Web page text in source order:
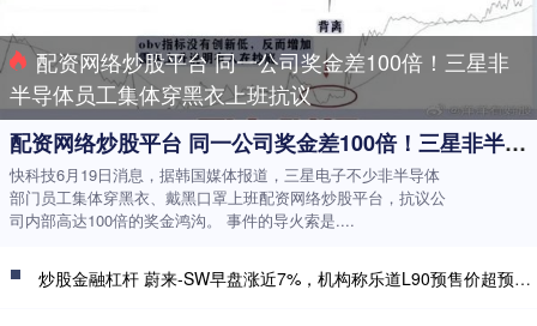
配资网络炒股平台 同一公司奖金差100倍！三星非
半导体员工集体穿黑衣上班抗议
配资网络炒股平台 同一公司奖金差100倍！三星非半导体员工集体穿黑衣上班抗议
快科技6月19日消息，据韩国媒体报道，三星电子不少非半导体
部门员工集体穿黑衣、戴黑口罩上班配资网络炒股平台，抗议公
司内部高达100倍的奖金鸿沟。 事件的导火索是....
炒股金融杠杆 蔚来-SW早盘涨近7%，机构称乐道L90预售价超预期，整车购买27.99万起，电池租用方式购买19.39万起